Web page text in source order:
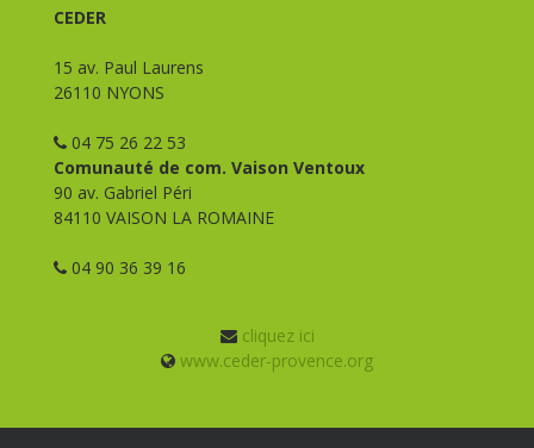
CEDER
15 av. Paul Laurens
26110 NYONS
04 75 26 22 53
Comunauté de com. Vaison Ventoux
90 av. Gabriel Péri
84110 VAISON LA ROMAINE
04 90 36 39 16
cliquez ici
www.ceder-provence.org